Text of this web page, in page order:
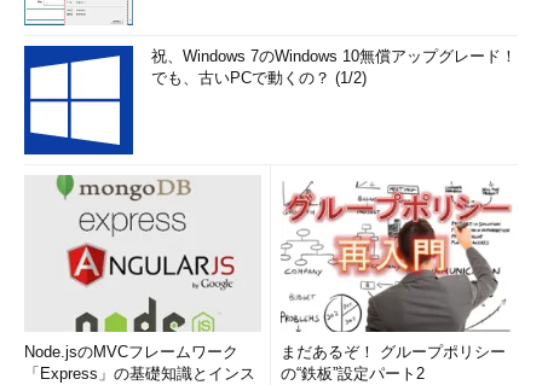
祝、Windows 7のWindows 10無償アップグレード！
でも、古いPCで動くの？ (1/2)
Node.jsのMVCフレームワーク
「Express」の基礎知識とインス
まだあるぞ！ グループポリシー
の“鉄板”設定パート2